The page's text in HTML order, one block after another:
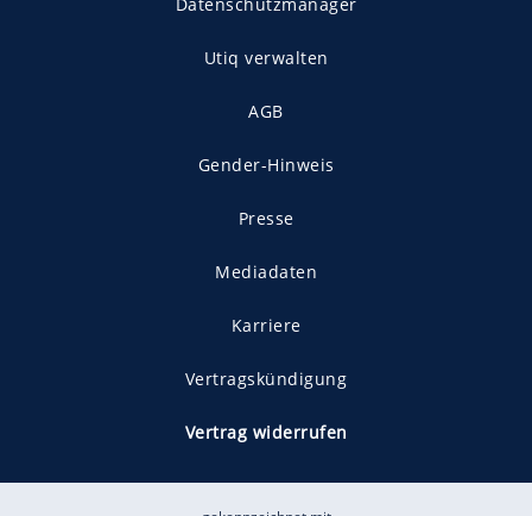
Utiq verwalten
AGB
Gender-Hinweis
Presse
Mediadaten
Karriere
Vertragskündigung
Vertrag widerrufen